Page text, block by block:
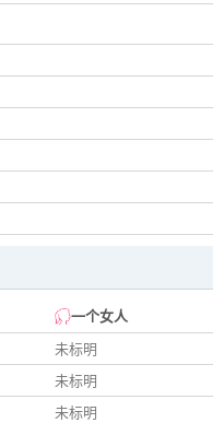
一个女人
未标明
未标明
未标明